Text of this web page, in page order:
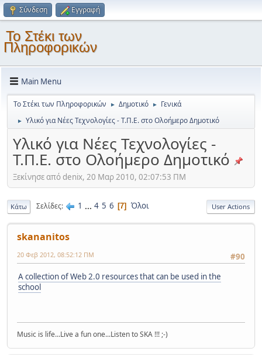
Σύνδεση Εγγραφή
Το Στέκι των
Πληροφορικών
Main Menu
Το Στέκι των Πληροφορικών ► Δημοτικό ► Γενικά
► Υλικό για Νέες Τεχνολογίες - Τ.Π.Ε. στο Ολοήμερο Δημοτικό
Υλικό για Νέες Τεχνολογίες -
Τ.Π.Ε. στο Ολοήμερο Δημοτικό
Ξεκίνησε από denix, 20 Μαρ 2010, 02:07:53 ΠΜ
Κάτω Σελίδες 1 ... 4 5 6 7 Όλοι User Actions
skananitos
#90
20 Φεβ 2012, 08:52:12 ΠΜ
A collection of Web 2.0 resources that can be used in the
school
Music is life...Live a fun one...Listen to SKA !!! ;-)